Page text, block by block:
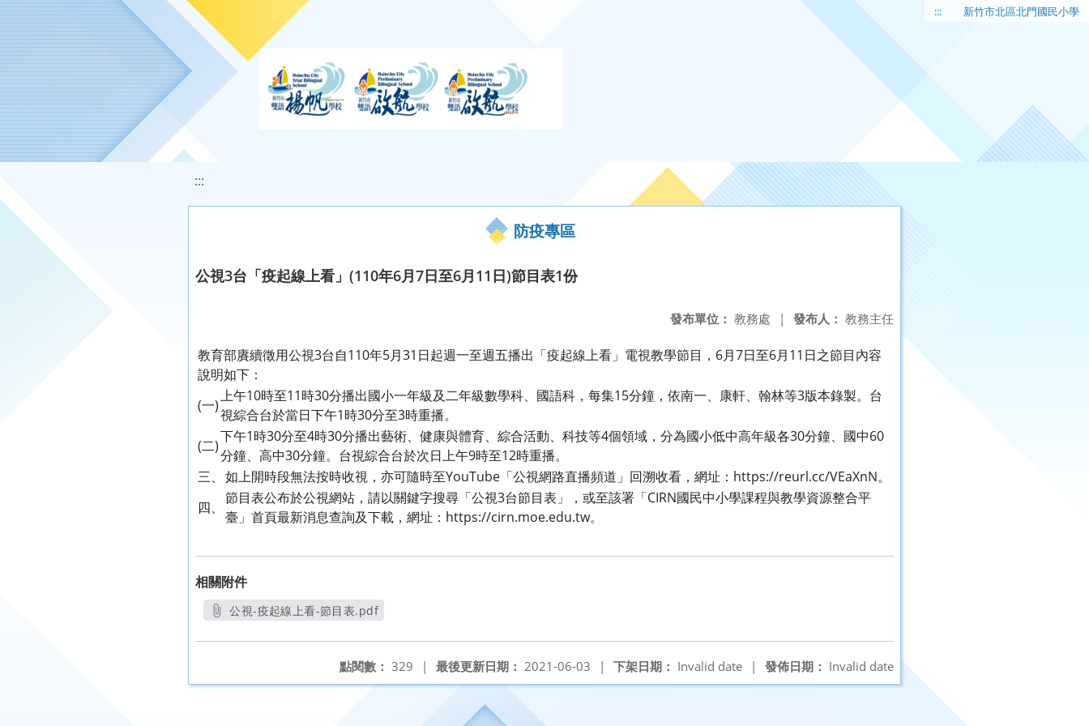
移至網頁之主要內容區位置 ::: 新竹市北區北門國民小學
:::
防疫專區
公視3台「疫起線上看」(110年6月7日至6月11日)節目表1份
發布人： 教務主任
發布單位： 教務處 |
教育部賡續徵用公視3台自110年5月31日起週一至週五播出「疫起線上看」電視教學節目，6月7日至6月11日之節目內容
說明如下：
(一)
上午10時至11時30分播出國小一年級及二年級數學科、國語科，每集15分鐘，依南一、康軒、翰林等3版本錄製。台
視綜合台於當日下午1時30分至3時重播。
(二)
下午1時30分至4時30分播出藝術、健康與體育、綜合活動、科技等4個領域，分為國小低中高年級各30分鐘、國中60
分鐘、高中30分鐘。台視綜合台於次日上午9時至12時重播。
三、 如上開時段無法按時收視，亦可隨時至YouTube「公視網路直播頻道」回溯收看，網址：https://reurl.cc/VEaXnN。
四、
節目表公布於公視網站，請以關鍵字搜尋「公視3台節目表」，或至該署「CIRN國民中小學課程與教學資源整合平
臺」首頁最新消息查詢及下載，網址：https://cirn.moe.edu.tw。
相關附件
公視-疫起線上看-節目表.pdf
發佈日期： Invalid date
下架日期： Invalid date |
最後更新日期： 2021-06-03 |
點閱數： 329 |